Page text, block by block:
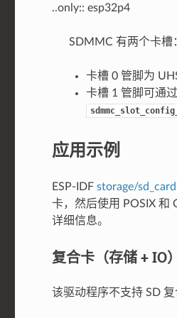
..only:: esp32p4
SDMMC 有两个卡槽
卡槽 0 管脚为
卡槽 1 管脚可通
应用示例
ESP-IDF storage/sd_card
卡，然后使用 POSIX 和
详细信息。
复合卡（存储 + IO）
该驱动程序不支持 SD